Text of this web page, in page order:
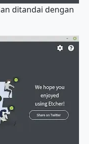
ditandai dengan